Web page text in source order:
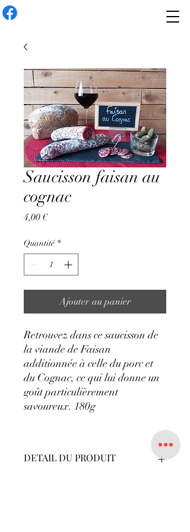
Saucisson faisan au
cognac
4,00 €Prix
Quantité *
Ajouter au panier
Retrouvez dans ce saucisson de
la viande de Faisan
additionnée à celle du porc et
du Cognac, ce qui luidonne un
goût particulièrement
savoureux. 180g
DETAIL DU PRODUIT